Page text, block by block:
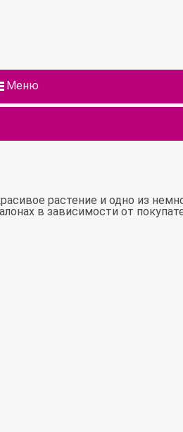
Меню
растение и одно из
в зависимости от